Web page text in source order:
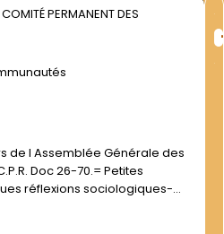
PERMANENT DES
Doc 26-70.= Petites
réflexions sociologiques-
ofm . "" Première
Petites communautés "".